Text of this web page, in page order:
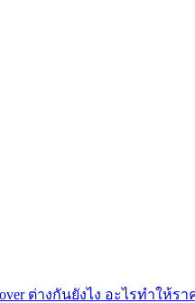
ต่างกันยังไง อะไรทำใ